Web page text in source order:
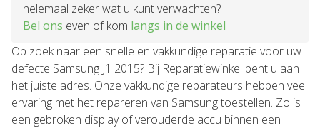
helemaal zeker wat u kunt verwachten?
Bel ons even of kom langs in de winkel
Op zoek naar een snelle en vakkundige reparatie voor uw
defecte Samsung J1 2015? Bij Reparatiewinkel bent u aan
het juiste adres. Onze vakkundige reparateurs hebben veel
ervaring met het repareren van Samsung toestellen. Zo is
een gebroken display of verouderde accu binnen een